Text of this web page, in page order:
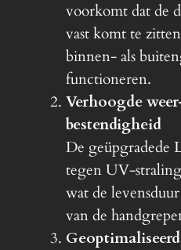
voorkomt dat de
vast komt te
binnen- als
functioneren.
Verhoogde
bestendigheid
De geüpgradede
tegen UV-
wat de
van de